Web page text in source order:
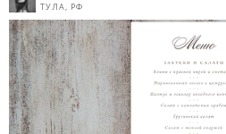
ТУЛА, РФ